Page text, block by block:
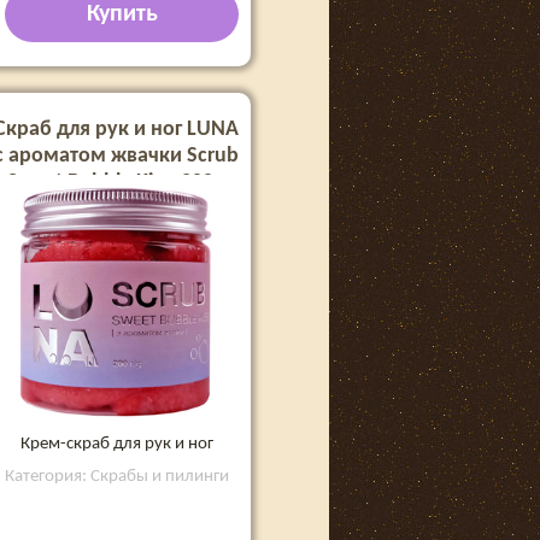
Купить
для рук и ног LUNA
ароматом жвачки Scrub
Sweet Bubble Kiss, 200 г
Крем-скраб для рук и ног
Категория: Скрабы и пилинги